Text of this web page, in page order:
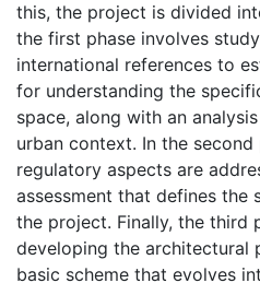
this, the project is divided
the first phase involves
international references to
for understanding the
space, along with an
urban context. In the second
regulatory aspects are
assessment that defines the
the project. Finally, the third
developing the architectural
basic scheme that evolves